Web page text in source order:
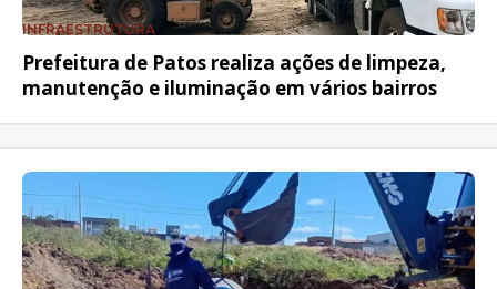
INFRAESTRUTURA
Prefeitura de Patos realiza ações de limpeza,
manutenção e iluminação em vários bairros